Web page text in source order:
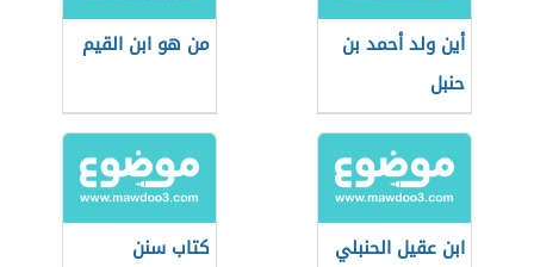
أين ولد أحمد بن
حنبل
من هو ابن القيم
ابن عقيل الحنبلي
كتاب سنن